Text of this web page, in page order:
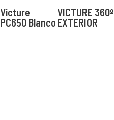
Victure
PC650 Blanco
VICTURE 360º
EXTERIOR